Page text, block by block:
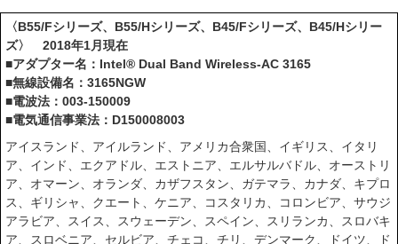
〈B55/Fシリーズ、B55/Hシリーズ、B45/Fシリーズ、B45/Hシリー
ズ〉 2018年1月現在
■アダプター名：Intel® Dual Band Wireless-AC 3165
■無線設備名：3165NGW
■電波法：003-150009
■電気通信事業法：D150008003
アイスランド、アイルランド、アメリカ合衆国、イギリス、イタリ
ア、インド、エクアドル、エストニア、エルサルバドル、オーストリ
ア、オマーン、オランダ、カザフスタン、ガテマラ、カナダ、キプロ
ス、ギリシャ、クエート、ケニア、コスタリカ、コロンビア、サウジ
アラビア、スイス、スウェーデン、スペイン、スリランカ、スロバキ
ア、スロベニア、セルビア、チェコ、チリ、デンマーク、ドイツ、ド